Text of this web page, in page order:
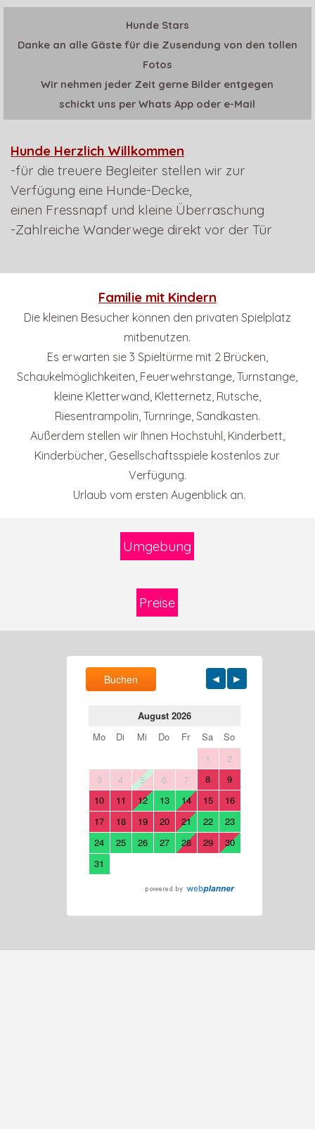
Hunde Stars
Danke an alle Gäste für die Zusendung von den tollen
Fotos
Wir nehmen jeder Zeit gerne Bilder entgegen
schickt uns per Whats App oder e-Mail
Hunde Herzlich Willkommen
-für die treuere Begleiter stellen wir zur
Verfügung eine Hunde-Decke,
einen Fressnapf und kleine Überraschung
-Zahlreiche Wanderwege direkt vor der Tür
Familie mit Kindern
Die kleinen Besucher können den privaten Spielplatz
mitbenutzen.
Es erwarten sie 3 Spieltürme mit 2 Brücken,
Schaukelmöglichkeiten, Feuerwehrstange, Turnstange,
kleine Kletterwand, Kletternetz, Rutsche,
Riesentrampolin, Turnringe, Sandkasten.
Außerdem stellen wir Ihnen Hochstuhl, Kinderbett,
Kinderbücher, Gesellschaftsspiele kostenlos zur
Verfügung.
Urlaub vom ersten Augenblick an.
Umgebung
Preise